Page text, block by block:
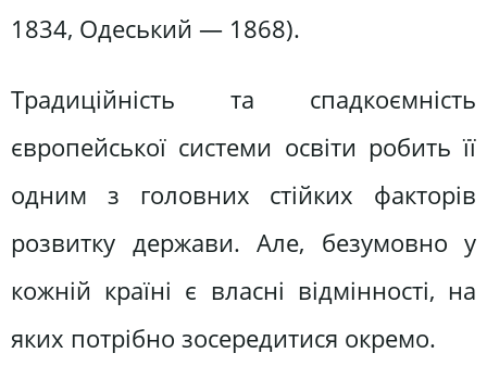
1834, Одеський — 1868).
Традиційність та спадкоємність
європейської системи освіти робить її
одним з головних стійких факторів
розвитку держави. Але, безумовно у
кожній країні є власні відмінності, на
яких потрібно зосередитися окремо.